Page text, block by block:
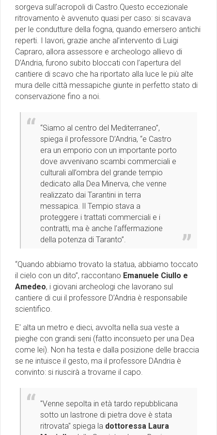
sorgeva sull’acropoli di Castro.Questo eccezionale
ritrovamento è avvenuto quasi per caso: si scavava
per le condutture della fogna, quando emersero antichi
reperti. I lavori, grazie anche al’intervento di Luigi
Capraro, allora assessore e archeologo allievo di
D’Andria, furono subito bloccati con l’apertura del
cantiere di scavo che ha riportato alla luce le più alte
mura delle città messapiche giunte in perfetto stato di
conservazione fino a noi.
“Siamo al centro del Mediterraneo”,
spiega il professore D’Andria, “e Castro
era un emporio con un importante porto
dove avvenivano scambi commerciali e
culturali all’ombra del grande tempio
dedicato alla Dea Minerva, che venne
realizzato dai Tarantini in terra
messapica. Il Tempio stava a
proteggere i trattati commerciali e i
contratti, ma è anche l’affermazione
della potenza di Taranto”.
“Quando abbiamo trovato la statua, abbiamo toccato
il cielo con un dito”, raccontano Emanuele Ciullo e
Amedeo, i giovani archeologi che lavorano sul
cantiere di cui il professore D’Andria è responsabile
scientifico.
E' alta un metro e dieci, avvolta nella sua veste a
pieghe con grandi seni (fatto inconsueto per una Dea
come lei). Non ha testa e dalla posizione delle braccia
se ne intuisce il gesto, ma il professore DAndria è
convinto: si riuscirà a trovarne il capo.
"Venne sepolta in età tardo repubblicana
sotto un lastrone di pietra dove è stata
ritrovata" spiega la dottoressa Laura